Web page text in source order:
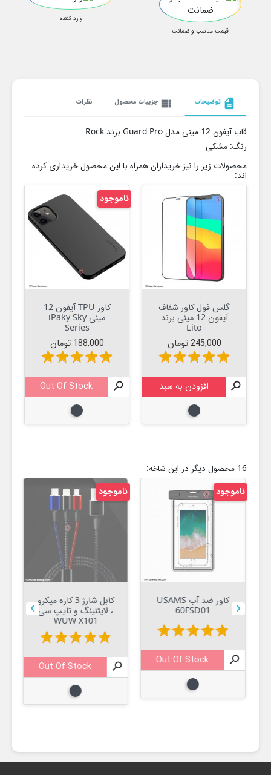
قیمت مناسب و ضمانت
وارد کننده
description توضیحات view_list جزییات محصول نظرات
قاب آیفون 12 مینی مدل Guard Pro برند Rock
رنگ: مشکی
محصولات زیر را نیز خریداران همراه با این محصول خریداری کرده
اند:
گلس فول کاور شفاف
آیفون 12 مینی برند
Lito
قیمت
245,000 تومان
star
star
star
star
star

افزودن به سبد
مشکی
کاور TPU آیفون 12
مینی iPaky Sky
Series
قیمت
188,000 تومان
star
star
star
star
star

Out Of Stock
مشکی
ناموجود
16 محصول دیگر در این شاخه:

کاور ضد آب USAMS
60FSD01
star
star
star
star
star

Out Of Stock
مشکی
ناموجود
کابل شارژ 3 کاره میکرو
، لایتنینگ و تایپ سی
WUW X101
star
star
star
star
star

Out Of Stock
مشکی
ناموجود
